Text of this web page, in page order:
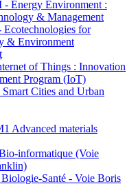
Energy Environment :
& Management
for
& Environment
of Things : Innovation
Program (IoT)
Cities and Urban
Advanced materials
informatique (Voie
Santé - Voie Boris